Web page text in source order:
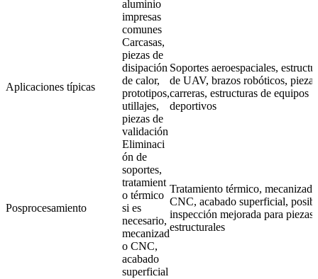
aluminio
impresas
comunes
Aplicaciones típicas
Carcasas,
piezas de
disipación
de calor,
prototipos,
utillajes,
piezas de
validación
Soportes aeroespaciales,
de UAV, brazos robóticos,
carreras, estructuras de equipos
deportivos
Posprocesamiento
Eliminaci
ón de
soportes,
tratamient
o térmico
si es
necesario,
mecanizad
o CNC,
acabado
superficial
Tratamiento térmico, mecanizado
CNC, acabado superficial,
inspección mejorada para piezas
estructurales